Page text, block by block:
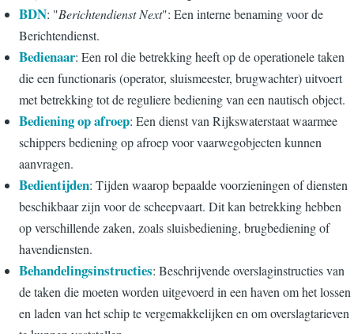
BDN: "Berichtendienst Next": Een interne benaming voor de
Berichtendienst.
Bedienaar: Een rol die betrekking heeft op de operationele taken
die een functionaris (operator, sluismeester, brugwachter) uitvoert
met betrekking tot de reguliere bediening van een nautisch object.
Bediening op afroep: Een dienst van Rijkswaterstaat waarmee
schippers bediening op afroep voor vaarwegobjecten kunnen
aanvragen.
Bedientijden: Tijden waarop bepaalde voorzieningen of diensten
beschikbaar zijn voor de scheepvaart. Dit kan betrekking hebben
op verschillende zaken, zoals sluisbediening, brugbediening of
havendiensten.
Behandelingsinstructies: Beschrijvende overslaginstructies van
de taken die moeten worden uitgevoerd in een haven om het lossen
en laden van het schip te vergemakkelijken en om overslagtarieven